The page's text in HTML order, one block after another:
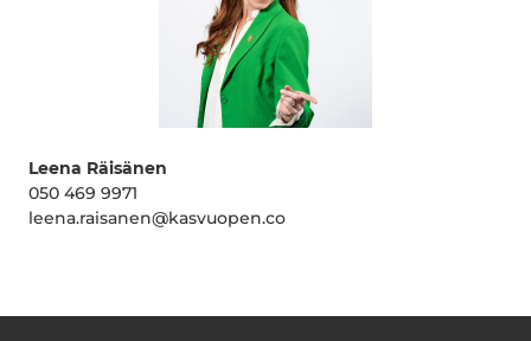
Leena Räisänen
050 469 9971
leena.raisanen@kasvuopen.co